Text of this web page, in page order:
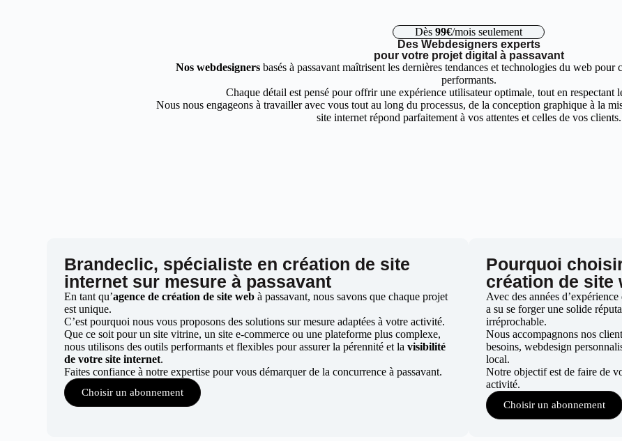
Dès 99€/mois seulement
Des Webdesigners experts
pour votre projet digital à passavant
Nos webdesigners basés à passavant maîtrisent les dernières tendances et technologies du web pour
performants.
Chaque détail est pensé pour offrir une expérience utilisateur optimale, tout en respectant
Nous nous engageons à travailler avec vous tout au long du processus, de la conception graphique à la
site internet répond parfaitement à vos attentes et celles de vos clients.
Brandeclic, spécialiste en création de site
internet sur mesure à passavant
En tant qu’agence de création de site web à passavant, nous savons que chaque projet
est unique.
C’est pourquoi nous vous proposons des solutions sur mesure adaptées à votre activité.
Que ce soit pour un site vitrine, un site e-commerce ou une plateforme plus complexe,
nous utilisons des outils performants et flexibles pour assurer la pérennité et lavisibilité
de votre site internet.
Faites confiance à notre expertise pour vous démarquer de la concurrence à passavant.
Choisir un abonnement
Pourquoi
création de site
Avec des années
a su se forger une solide
irréprochable.
Nous accompagnons nos
besoins, webdesign
local.
Notre objectif est de faire de
activité.
Choisir un abonnement